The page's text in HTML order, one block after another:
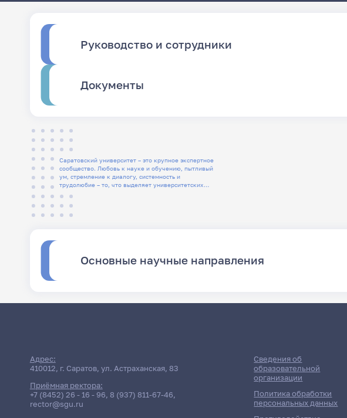
Руководство и сотрудники
Документы
Саратовский университет – это крупное экспертное
сообщество. Любовь к науке и обучению, пытливый
ум, стремление к диалогу, системность и
трудолюбие – то, что выделяет университетских
Основные научные направления
Адрес:
410012, г. Саратов, ул. Астраханская, 83
Приёмная ректора:
+7 (8452) 26 - 16 - 96, 8 (937) 811-67-46,
rector@sgu.ru
Сведения об
образовательной
организации
Политика обработки
персональных данных